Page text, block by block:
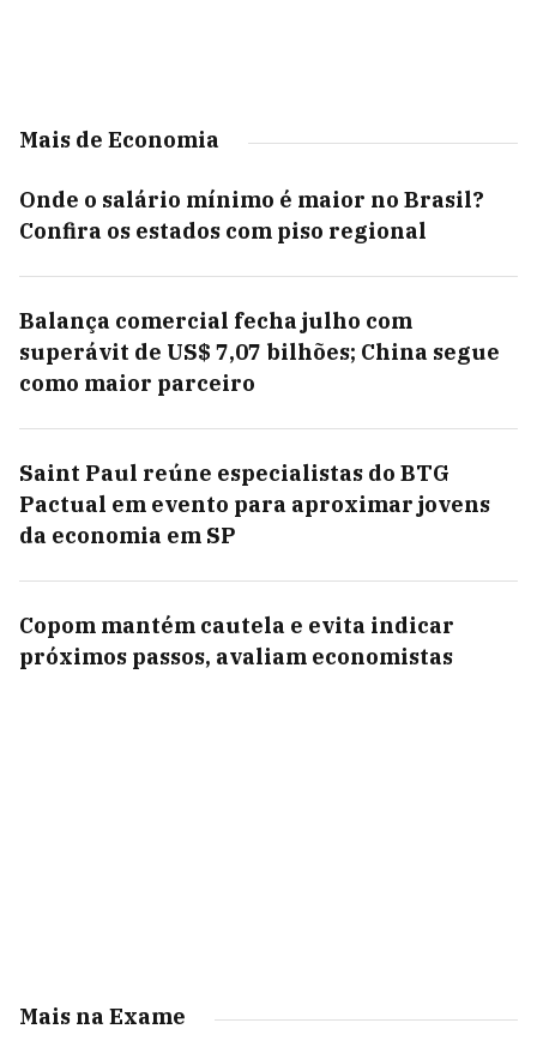
Mais de Economia
Onde o salário mínimo é maior no Brasil?
Confira os estados com piso regional
Balança comercial fecha julho com
superávit de US$ 7,07 bilhões; China segue
como maior parceiro
Saint Paul reúne especialistas do BTG
Pactual em evento para aproximar jovens
da economia em SP
Copom mantém cautela e evita indicar
próximos passos, avaliam economistas
Mais na Exame